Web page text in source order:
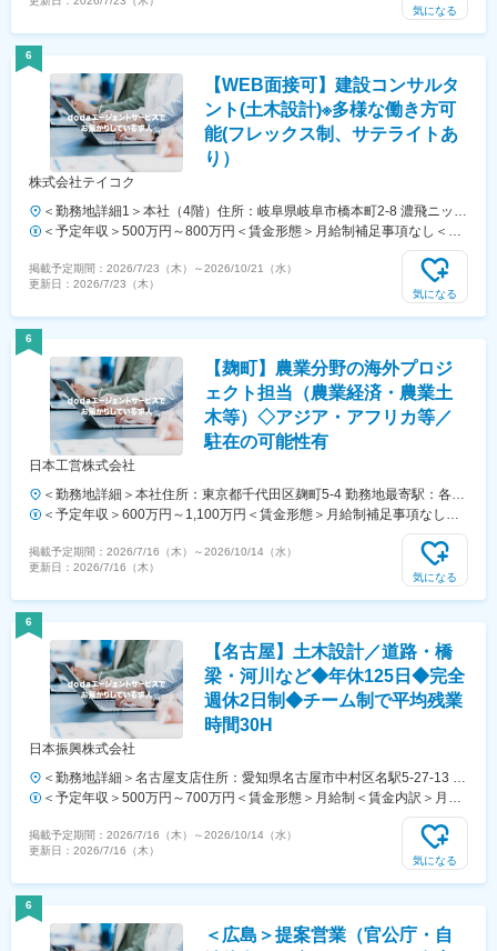
■昇給：年1回（6月）■モデル年収：・700万円／メンバ－／ベテラン
気になる
6
【WEB面接可】建設コンサルタ
ント(土木設計)※多様な働き方可
能(フレックス制、サテライトあ
り）
株式会社テイコク
＜勤務地詳細1＞本社（4階）住所：岐阜県岐阜市橋本町2-8 濃飛ニッセ
イビル4階勤務地最寄駅：JR線／岐阜駅受動喫煙対策：屋内全面禁煙＜
勤務地詳細2＞名古屋支社住所：愛知県名古屋市中村区名駅南 1-17-29
広小路ES ビル3F勤務地最寄駅：JR 他線／名古屋駅受動喫煙対策：屋
内全面禁煙変更の範囲：会社の定める事業所
＜予定年収＞500万円～800万円＜賃金形態＞月給制補足事項なし＜賃
金内訳＞月額（基本給）：280,000円～490,000円その他固定手当/月：
120,000円～170,000円＜月給＞400,000円～660,000円＜昇給有無＞有
＜残業手当＞有＜給与補足＞■給与改定：年1回■賞与：年2回 平均4.0か
て上下する可能性があります。月給(月額)は固定手当を含めた表記で
す。
掲載予定期間： 2026/7/23（木） ～2026/10/21（水）
更新日： 2026/7/23（木）
気になる
6
【麹町】農業分野の海外プロジ
ェクト担当（農業経済・農業土
木等）◇アジア・アフリカ等／
駐在の可能性有
日本工営株式会社
＜勤務地詳細＞本社住所：東京都千代田区麹町5-4 勤務地最寄駅：各線
／麹町駅受動喫煙対策：屋内全面禁煙変更の範囲：会社の定める事業所
＜予定年収＞600万円～1,100万円＜賃金形態＞月給制補足事項なし＜
賃金内訳＞月額（基本給）：300,000円～450,000円＜月給＞300,000
円～450,000円＜昇給有無＞有＜残業手当＞有＜給与補足＞※予定年収
はあくまでも目安の金額であり、選考を通じてご年齢・ご経験を考慮し
掲載予定期間： 2026/7/16（木） ～2026/10/14（水）
更新日： 2026/7/16（木）
気になる
6
【名古屋】土木設計／道路・橋
梁・河川など◆年休125日◆完全
週休2日制◆チーム制で平均残業
時間30H
日本振興株式会社
＜勤務地詳細＞名古屋支店住所：愛知県名古屋市中村区名駅5-27-13 名
駅錦橋ビル ５Ｆ勤務地最寄駅：各線／名古屋駅受動喫煙対策：屋内全
＜予定年収＞500万円～700万円＜賃金形態＞月給制＜賃金内訳＞月額
（基本給）：292,000円～410,000円＜月給＞292,000円～410,000円＜
昇給有無＞有＜残業手当＞有＜給与補足＞予定年収はあくまでも目安の
金額であり、選考を通じて上下する可能性があります。昇 給：年１
を通じて上下する可能性があります。月給(月額)は固定手当を含めた表
掲載予定期間： 2026/7/16（木） ～2026/10/14（水）
更新日： 2026/7/16（木）
気になる
6
＜広島＞提案営業（官公庁・自